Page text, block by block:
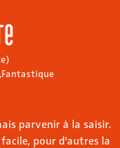
Fantastique
parvenir à la saisir.
pour d'autres la